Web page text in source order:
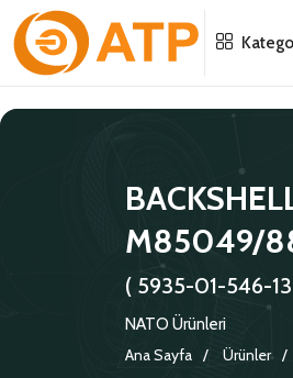
M85049/
( 5935-01-546-
NATO Ürünleri
Ana Sayfa
Ürünler
Menu
POLITIKALARIMIZ
Menu
BILGI GÜVENLIĞI POLITIKASI
Menu
KORUMA KAPAKLARI
KRIMP KONTAKLAR